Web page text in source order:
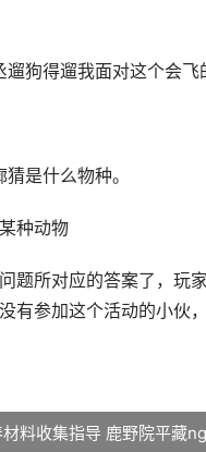
遛狗得遛我面对这个会
是什么物种。
种动物
题所对应的答案了，
有参加这个活动的小伙
材料收集指导 鹿野院平藏